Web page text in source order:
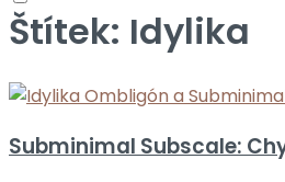
Štítek: Idylika
Subminimal Subscale: